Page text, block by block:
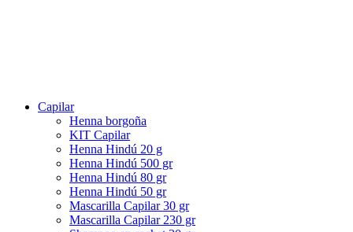
Capilar
Henna borgoña
KIT Capilar
Henna Hindú 20 g
Henna Hindú 500 gr
Henna Hindú 80 gr
Henna Hindú 50 gr
Mascarilla Capilar 30 gr
Mascarilla Capilar 230 gr